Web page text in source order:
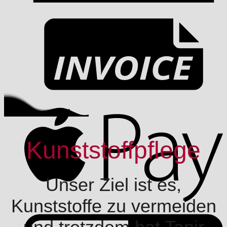
Kunststoffpflege
Unser Ziel ist es,
Kunststoffe zu vermeiden